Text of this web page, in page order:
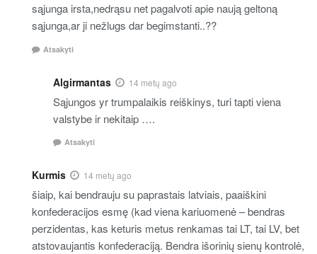
sąjunga irsta,nedrąsu net pagalvoti apie naują geltoną
sąjunga,ar ji nežlugs dar begimstanti..??
Atsakyti
Algirmantas 14 metų ago
Sąjungos yr trumpalaikis reiškinys, turi tapti viena
valstybe ir nekitaip ….
Atsakyti
Kurmis 14 metų ago
šiaip, kai bendrauju su paprastais latviais, paaiškini
konfederacijos esmę (kad viena kariuomenė – bendras
perzidentas, kas keturis metus renkamas tai LT, tai LV, bet
atstovaujantis konfederaciją. Bendra išorinių sienų kontrolė,